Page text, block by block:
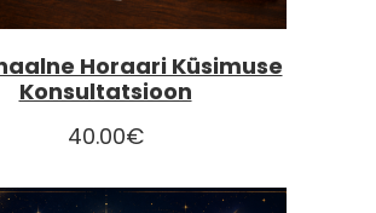
Horaari Küsimuse
Konsultatsioon
40.00€